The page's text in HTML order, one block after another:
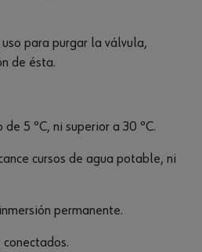
para purgar la válvula,
de ésta.
5 ºC, ni superior a 30 ºC.
cursos de agua potable, ni
permanente.